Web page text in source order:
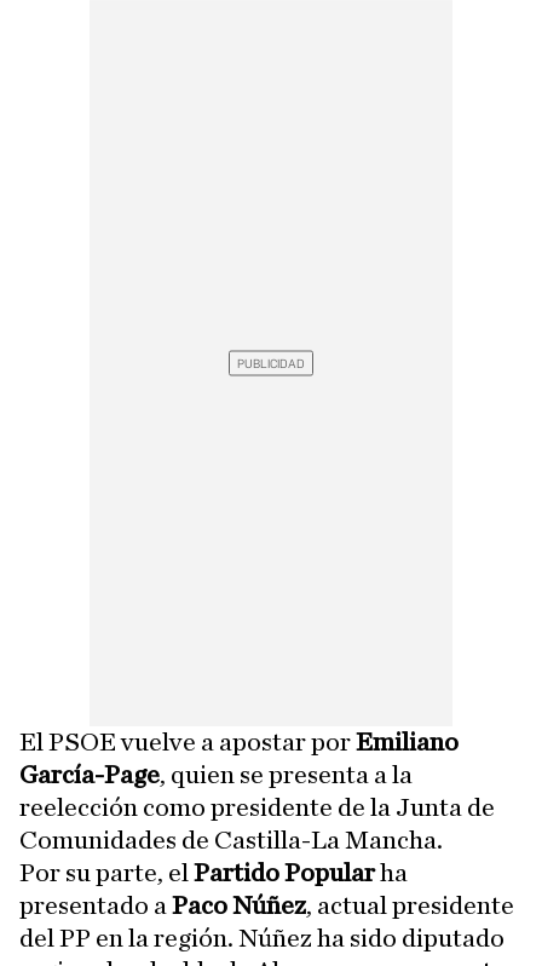
El PSOE vuelve a apostar porEmiliano
García-Page, quien se presenta a la
reelección como presidente de la Junta de
Comunidades de Castilla-La Mancha.
Por su parte, el Partido Popularha
presentado a Paco Núñez, actual presidente
del PP en la región. Núñez ha sido diputado